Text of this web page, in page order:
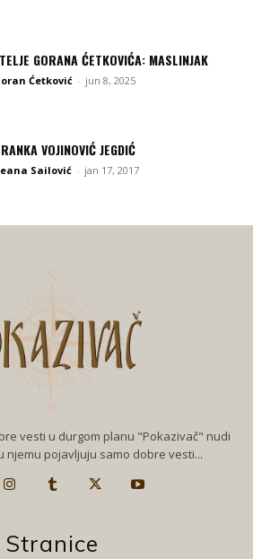
GORANA ĆETKOVIĆA: MASLINJAK
Ćetković - jun 8, 2025
VOJINOVIĆ JEGDIĆ
Sailović - jan 17, 2017
vesti u durgom planu "Pokazivač" nudi
njemu pojavljuju samo dobre vesti...
Stranice